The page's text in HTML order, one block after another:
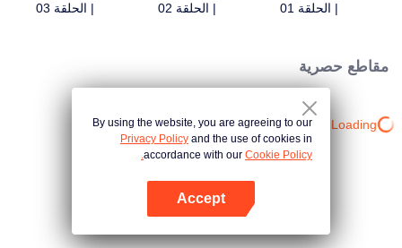
| الحلقة 01
| الحلقة 02
| الحلقة 03
مقاطع حصرية
Loading…
By using the website, you are agreeing to our
Privacy Policy and the use of cookies in
accordance with our Cookie Policy.
Accept